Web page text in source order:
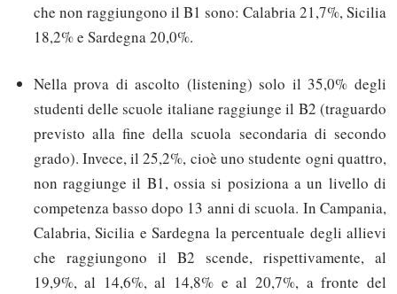
che non raggiungono il B1 sono: Calabria 21,7%, Sicilia
18,2% e Sardegna 20,0%.
Nella prova di ascolto (listening) solo il 35,0% degli
studenti delle scuole italiane raggiunge il B2 (traguardo
previsto alla fine della scuola secondaria di secondo
grado). Invece, il 25,2%, cioè uno studente ogni quattro,
non raggiunge il B1, ossia si posiziona a un livello di
competenza basso dopo 13 anni di scuola. In Campania,
Calabria, Sicilia e Sardegna la percentuale degli allievi
che raggiungono il B2 scende, rispettivamente, al
19,9%, al 14,6%, al 14,8% e al 20,7%, a fronte del